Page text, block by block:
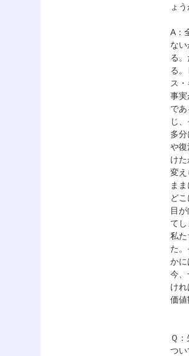
ょう
A：
な
る
る
ス
事
で
じ
多
や
け
変
ま
ど
目
てし
私
た
かに
今
け
価値
Ｑ
つい